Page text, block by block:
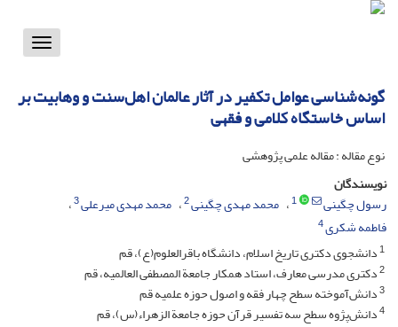
Toggle
گونه‌شناسی عوامل تکفیر در آثار عالمان اهل‌سنت و وهابیت بر
اساس خاستگاه کلامی و فقهی
نوع مقاله : مقاله علمی پژوهشی
نویسندگان
رسول چگینی
1 محمد مهدی چگینی2 محمد مهدی میرعلی3
فاطمه شکری4
1دانشجوی دکتری تاریخ اسلام، دانشگاه باقرالعلوم(ع)، قم
2دکتری مدرسی معارف، استاد همکار جامعة المصطفی العالمیه، قم
3دانش‌آموخته سطح چهار فقه و اصول حوزه علمیه قم
4دانش‌پژوه سطح سه تفسیر قرآن حوزه جامعة الزهراء(س)، قم